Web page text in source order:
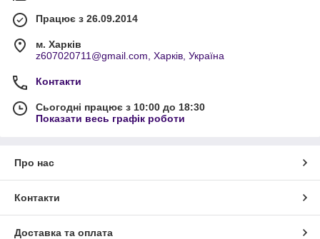
Працює з 26.09.2014
м. Харків
z607020711@gmail.com, Харків, Україна
Контакти
Сьогодні працює з 10:00 до 18:30
Показати весь графік роботи
Про нас
Контакти
Доставка та оплата